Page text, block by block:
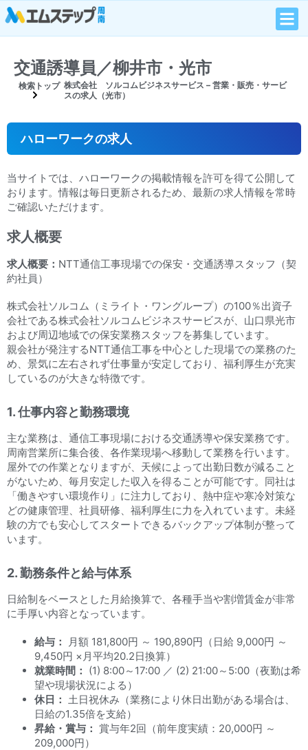
交通誘導員／柳井市・光市
検索トップ 株式会社 ソルコムビジネスサービス – 営業・販売・サービ
スの求人（光市）
ハローワークの求人
当サイトでは、ハローワークの掲載情報を許可を得て公開して
おります。情報は毎日更新されるため、最新の求人情報を常時
ご確認いただけます。
求人概要
求人概要： NTT通信工事現場での保安・交通誘導スタッフ（契
約社員）
株式会社ソルコム（ミライト・ワングループ）の100％出資子
会社である株式会社ソルコムビジネスサービスが、山口県光市
および周辺地域での保安業務スタッフを募集しています。
親会社が発注するNTT通信工事を中心とした現場での業務のた
め、景気に左右されず仕事量が安定しており、福利厚生が充実
しているのが大きな特徴です。
1. 仕事内容と勤務環境
主な業務は、通信工事現場における交通誘導や保安業務です。
周南営業所に集合後、各作業現場へ移動して業務を行います。
屋外での作業となりますが、天候によって出勤日数が減ること
がないため、毎月安定した収入を得ることが可能です。同社は
「働きやすい環境作り」に注力しており、熱中症や寒冷対策な
どの健康管理、社員研修、福利厚生に力を入れています。未経
験の方でも安心してスタートできるバックアップ体制が整って
います。
2. 勤務条件と給与体系
日給制をベースとした月給換算で、各種手当や割増賃金が非常
に手厚い内容となっています。
給与：
月額 181,800円 ～ 190,890円（日給 9,000円 ～
9,450円 ×月平均20.2日換算）
就業時間： (1) 8:00～17:00 ／ (2) 21:00～5:00（夜勤は希
望や現場状況による）
休日： 土日祝休み（業務により休日出勤がある場合は、
日給の1.35倍を支給）
昇給・賞与： 賞与年2回（前年度実績：20,000円 ～
209,000円）